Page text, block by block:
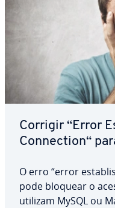
Corrigir “Error
Con­nec­tion“
O erro “error
pode bloquear o
utilizam MySQL ou